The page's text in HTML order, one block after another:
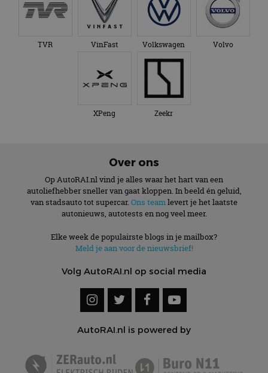
TVR VinFast Volkswagen Volvo
XPeng Zeekr
Over ons
Op AutoRAI.nl vind je alles waar het hart van een
autoliefhebber sneller van gaat kloppen. In beeld én geluid,
van stadsauto tot supercar. Ons teamlevert je het laatste
autonieuws, autotests en nog veel meer.
Elke week de populairste blogs in je mailbox?
Meld je aan voor de nieuwsbrief!
Volg AutoRAI.nl op social media
AutoRAI.nl is powered by